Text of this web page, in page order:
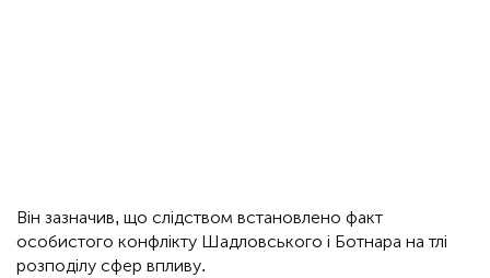
Він зазначив, що слідством встановлено факт
особистого конфлікту Шадловського і Ботнара на тлі
розподілу сфер впливу.